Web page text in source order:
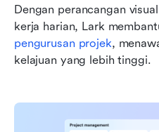
Dengan perancangan
pengurusan projek,
kelajuan yang lebih tinggi.